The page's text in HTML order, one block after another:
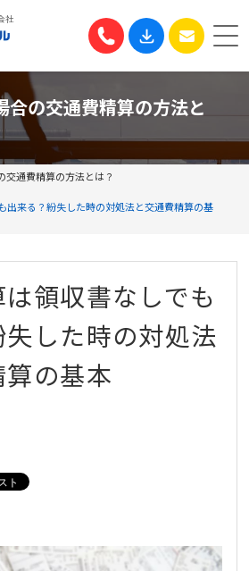
社
合の交通費精算の方法と
交通費精算の方法とは？
出来る？紛失した時の対処法と交通費精算の基
領収書なしでも
した時の対処法
の基本